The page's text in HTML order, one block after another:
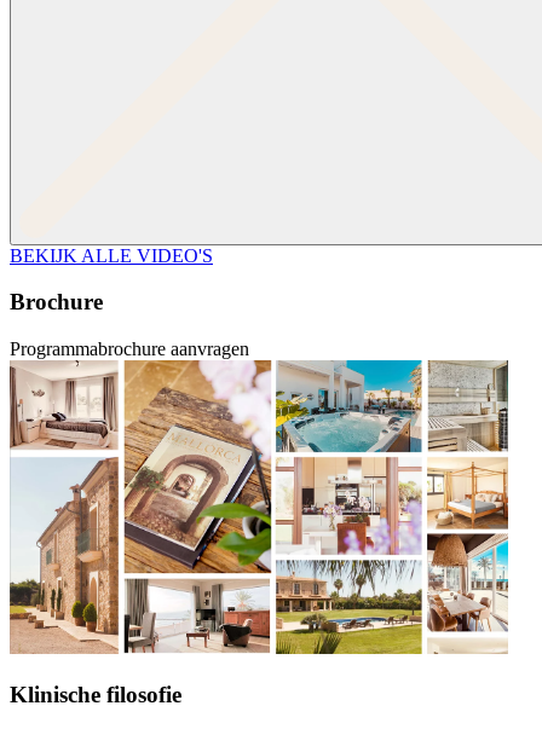
BEKIJK ALLE VIDEO'S
Brochure
Programmabrochure aanvragen
Klinische filosofie